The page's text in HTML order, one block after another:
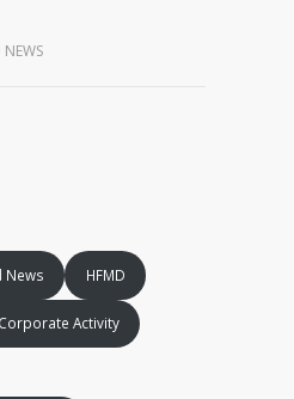
News HFMD
Corporate Activity